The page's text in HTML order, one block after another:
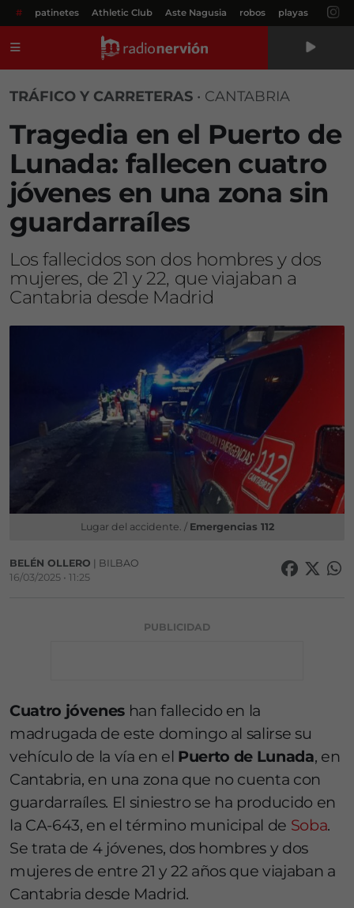
# patinetes Athletic Club Aste Nagusia robos playas
TRÁFICO Y CARRETERAS • CANTABRIA
Tragedia en el Puerto de
Lunada: fallecen cuatro
jóvenes en una zona sin
guardarraíles
Los fallecidos son dos hombres y dos
mujeres, de 21 y 22, que viajaban a
Cantabria desde Madrid
Lugar del accidente. / Emergencias 112
BELÉN OLLERO | BILBAO
16/03/2025 • 11:25
PUBLICIDAD
Cuatro jóvenes han fallecido en la
madrugada de este domingo al salirse su
vehículo de la vía en el Puerto de Lunada, en
Cantabria, en una zona que no cuenta con
guardarraíles. El siniestro se ha producido en
la CA-643, en el término municipal de Soba.
Se trata de 4 jóvenes, dos hombres y dos
mujeres de entre 21 y 22 años que viajaban a
Cantabria desde Madrid.